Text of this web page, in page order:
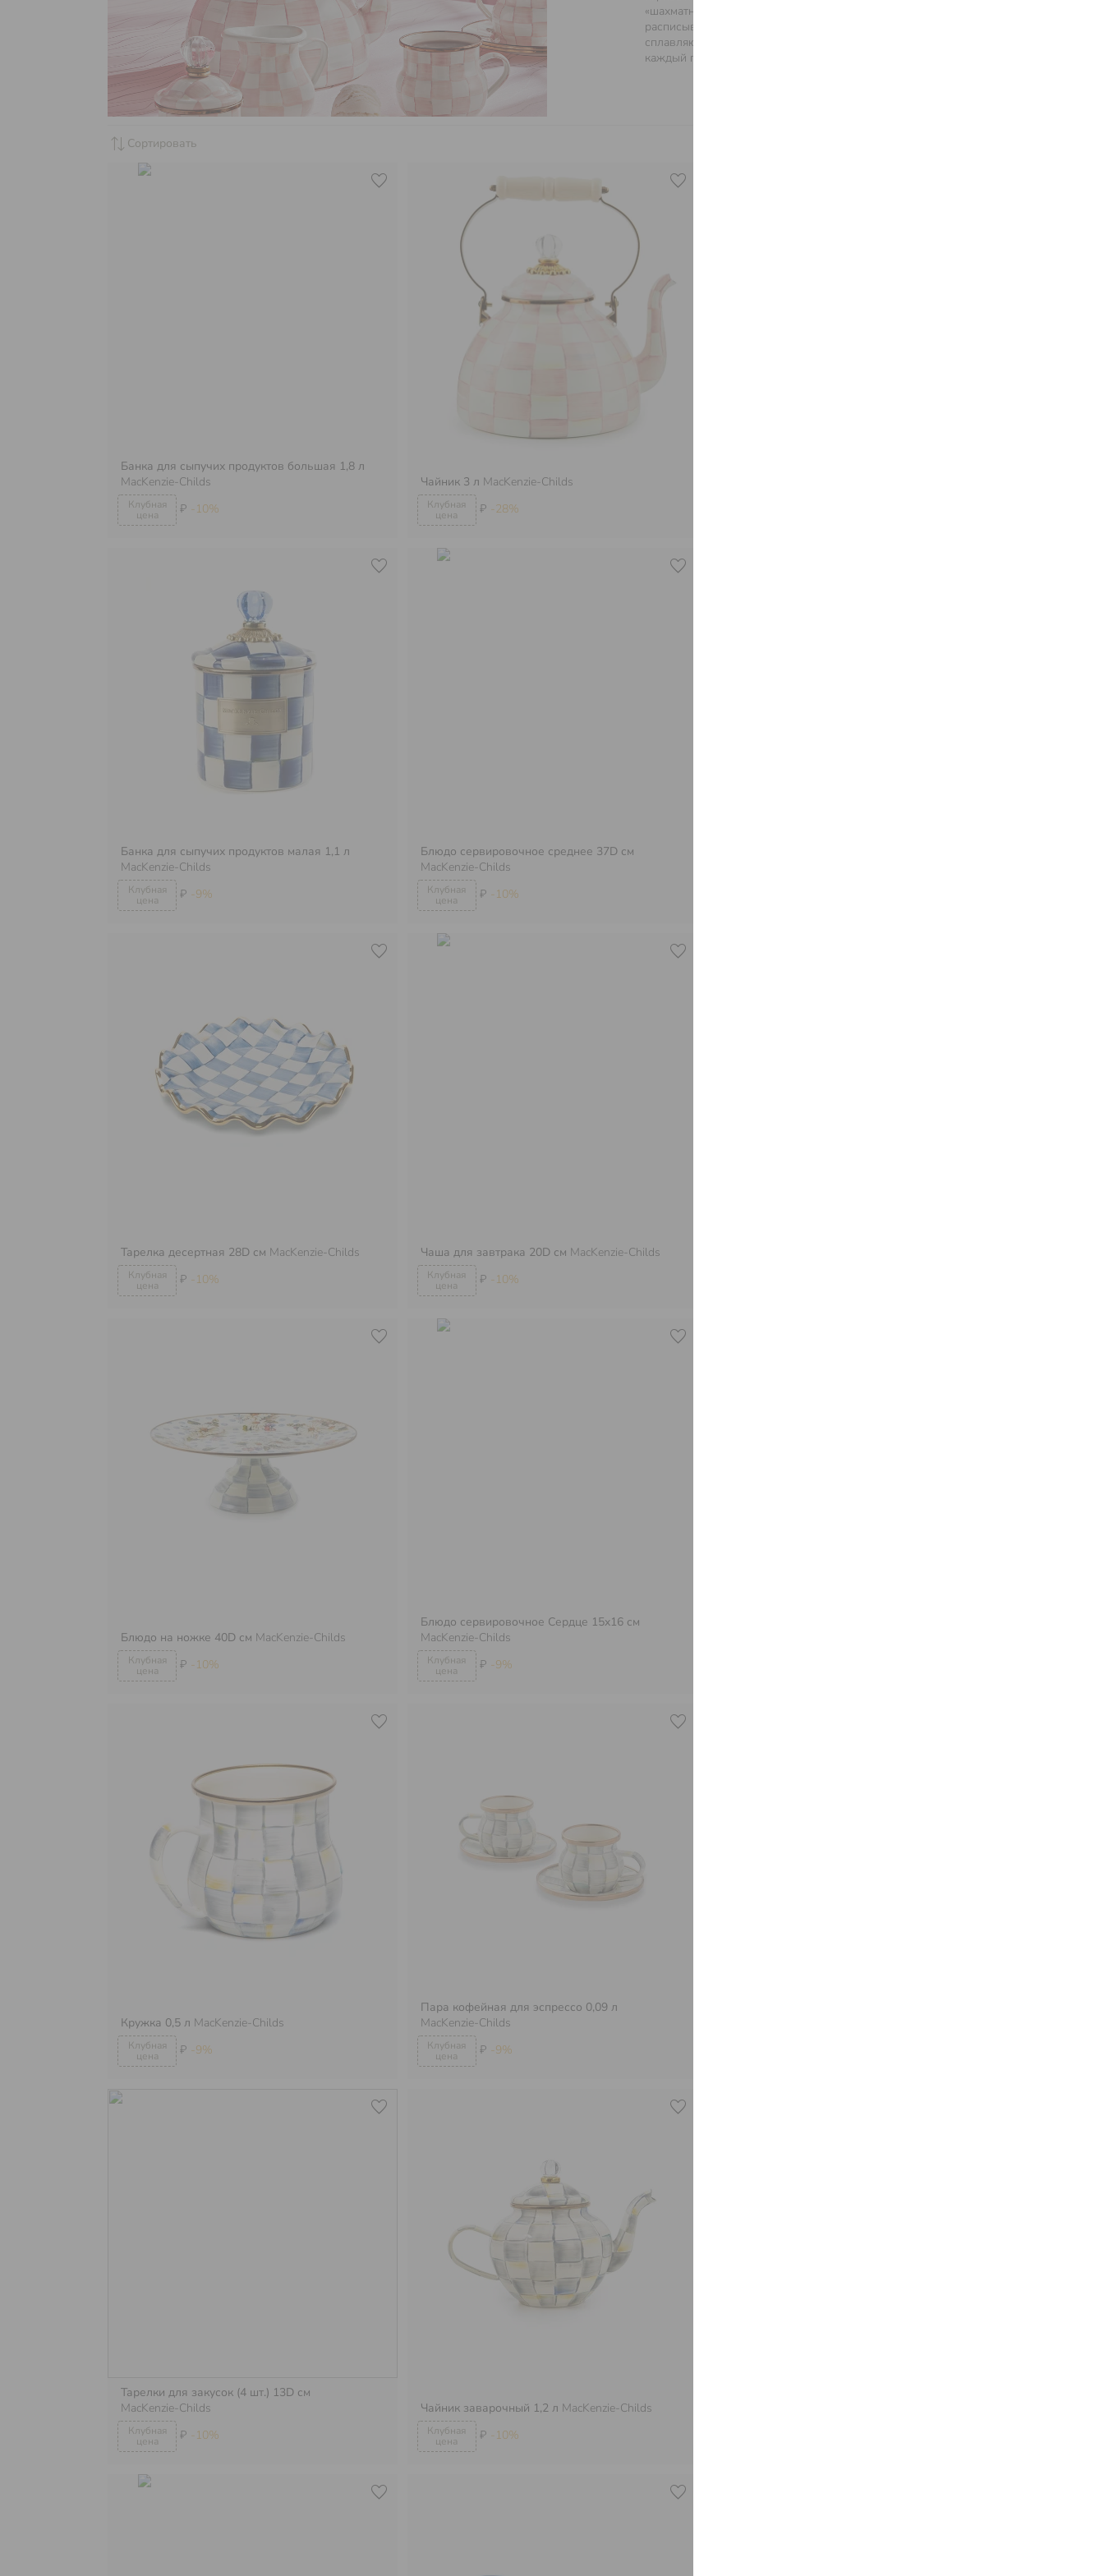
sync_alt Сортировать
«шахматные» мотивы Courtly Check, которые
расписываются вручную: цветные фритты
сплавляются с покрытием при обжиге, поэтому
каждый предмет получается чуть уникальным.
₽ -10%
Банка для сыпучих продуктов большая 1,8 л
MacKenzie-Childs
₽ -28%
Чайник 3 л MacKenzie-Childs
₽ -9%
Банка для сыпучих продуктов малая 1,1 л
MacKenzie-Childs
₽ -10%
Блюдо сервировочное среднее 37D см
MacKenzie-Childs
₽ -10%
Тарелка десертная 28D см MacKenzie-Childs
₽ -10%
Чаша для завтрака 20D см MacKenzie-Childs
₽ -10%
Блюдо на ножке 40D см MacKenzie-Childs
₽ -9%
Блюдо сервировочное Сердце 15x16 см
MacKenzie-Childs
₽ -9%
Кружка 0,5 л MacKenzie-Childs
₽ -9%
Пара кофейная для эспрессо 0,09 л
MacKenzie-Childs
₽ -10%
Тарелки для закусок (4 шт.) 13D см
MacKenzie-Childs
₽ -10%
Чайник заварочный 1,2 л MacKenzie-Childs